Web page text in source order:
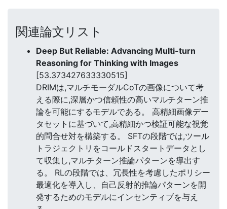
関連論文リスト
Deep But Reliable: Advancing Multi-turn
Reasoning for Thinking with Images
[53.373427633330515]
DRIMは,マルチモーダルCoTの画像について考
える際に,深層かつ信頼性の高いマルチターン推
論を可能にするモデルである。 高精細画像デー
タセットに基づいて,高精細かつ検証可能な視覚
的問合せ対を構築する。 SFTの段階では,ツール
トラジェクトリをコールドスタートデータとし
て収集し,マルチターン推論パターンを導出す
る。 RLの段階では、冗長性を考慮したポリシー
最適化を導入し、自己反射的推論パターンを開
発するためのモデルにインセンティブを与え